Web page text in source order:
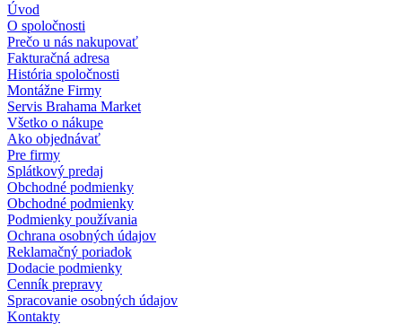
Úvod
O spoločnosti
Prečo u nás nakupovať
Fakturačná adresa
História spoločnosti
Montážne Firmy
Servis Brahama Market
Všetko o nákupe
Ako objednávať
Pre firmy
Splátkový predaj
Obchodné podmienky
Obchodné podmienky
Podmienky používania
Ochrana osobných údajov
Reklamačný poriadok
Dodacie podmienky
Cenník prepravy
Spracovanie osobných údajov
Kontakty